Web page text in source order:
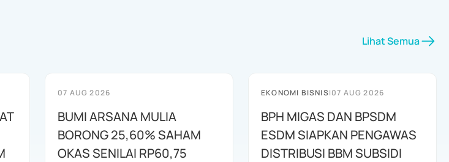
Lihat Semua
07 AUG 2026
BUMI ARSANA MULIA
BORONG 25,60% SAHAM
OKAS SENILAI RP60,75
EKONOMI BISNIS|07 AUG 2026
BPH MIGAS DAN BPSDM
ESDM SIAPKAN PENGAWAS
DISTRIBUSI BBM SUBSIDI